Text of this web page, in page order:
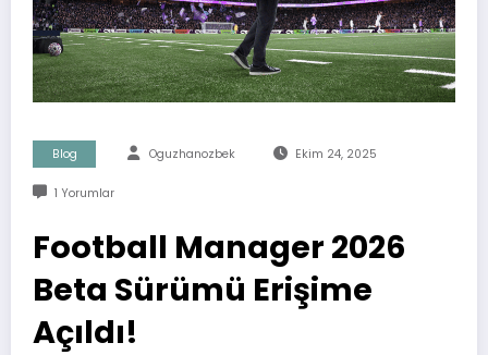
Blog Oguzhanozbek Ekim 24, 2025
1 Yorumlar
Football Manager 2026
Beta Sürümü Erişime
Açıldı!